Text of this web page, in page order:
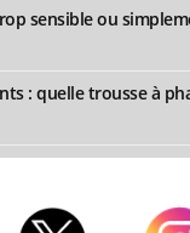
sensible ou
: quelle trousse à